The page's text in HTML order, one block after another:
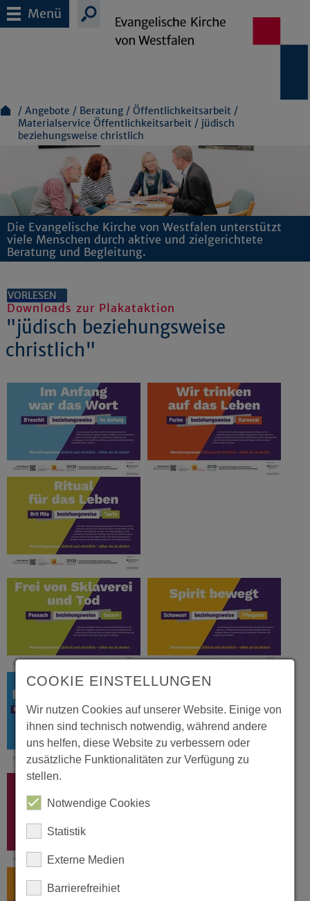
Menü
Angebote Beratung
Öffentlichkeitsarbeit
Materialservice Öffentlichkeitsarbeit
jüdisch
beziehungsweise christlich
Die Evangelische Kirche von Westfalen unterstützt
viele Menschen durch aktive und zielgerichtete
Beratung und Begleitung.
VORLESEN
Downloads zur Plakataktion
"jüdisch beziehungsweise
christlich"
COOKIE EINSTELLUNGEN
Wir nutzen Cookies auf unserer Website. Einige von
ihnen sind technisch notwendig, während andere
uns helfen, diese Website zu verbessern oder
zusätzliche Funktionalitäten zur Verfügung zu
stellen.
Notwendige Cookies
Statistik
Externe Medien
Barrierefreihiet